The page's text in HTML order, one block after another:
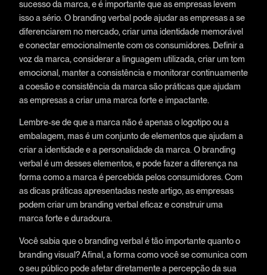
sucesso da marca, e é importante que as empresas levem
isso a sério. O branding verbal pode ajudar as empresas a se
diferenciarem no mercado, criar uma identidade memorável
e conectar emocionalmente com os consumidores. Definir a
voz da marca, considerar a linguagem utilizada, criar um tom
emocional, manter a consistência e monitorar continuamente
a coesão e consistência da marca são práticas que ajudam
as empresas a criar uma marca forte e impactante.
Lembre-se de que a marca não é apenas o logotipo ou a
embalagem, mas é um conjunto de elementos que ajudam a
criar a identidade e a personalidade da marca. O branding
verbal é um desses elementos, e pode fazer a diferença na
forma como a marca é percebida pelos consumidores. Com
as dicas práticas apresentadas neste artigo, as empresas
podem criar um branding verbal eficaz e construir uma
marca forte e duradoura.
Você sabia que o branding verbal é tão importante quanto o
branding visual? Afinal, a forma como você se comunica com
o seu público pode afetar diretamente a percepção da sua